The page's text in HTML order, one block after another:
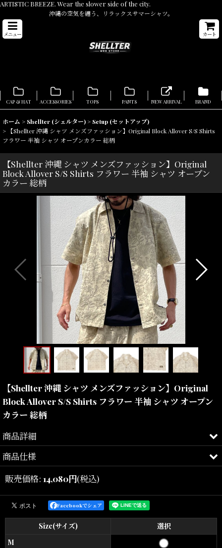
ARTISTIC BREEZE. Wear the slower side of the city.
沖縄の空気を纏う、リラックスサマーシャツ。
メニュー カート
CAP & HAT ACCESSORIES TOPS PANTS NEW ARRIVAL BRAND
ホーム > Shellter (シェルター) > Setup (セットアップ)
>
【Shellter 沖縄 シャツ メンズファッション】Original Block Allover S/S Shirts
フラワー 半袖 シャツ オープンカラー 総柄
【Shellter 沖縄 シャツ メンズファッション】Original
Block Allover S/S Shirts フラワー 半袖 シャツ オープン
カラー 総柄
【Shellter 沖縄 シャツ メンズファッション】Original
Block Allover S/S Shirts フラワー 半袖 シャツ オープン
カラー 総柄
商品詳細
SHELLTER ORIGINAL
（シェルター オリジナル）
SHELLTER ORIGINALは、沖縄の街や気候、ライフスタイルから着
想を得たオリジナルコレクションです。
商品仕様
販売価格: 14,080円(税込)
Facebookでシェア
Size(サイズ)
選択
M